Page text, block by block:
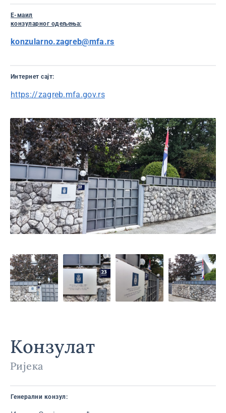
Е-маил
конзуларног одељења:
konzularno.zagreb@mfa.rs
Интернет сајт:
https://zagreb.mfa.gov.rs
Конзулат
Ријека
Генерални конзул: